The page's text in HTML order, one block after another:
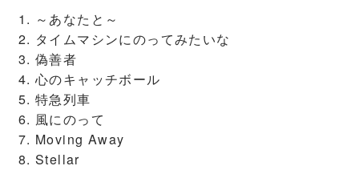
～あなたと～
タイムマシンにのってみたいな
偽善者
心のキャッチボール
特急列車
風にのって
Moving Away
Stellar